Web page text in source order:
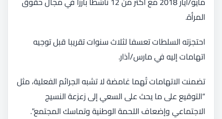
المرأة.
احتجزته السلطات تعسفا لثلاث سنوات تقريبا قبل توجيه
اتهامات إليه في مارس/آذار.
تضمنت الاتهامات تُهما غامضة لا تشبه الجرائم الفعلية، مثل
“التوقيع على ما يحث على السعي إلى زعزعة النسيج
الاجتماعي وإضعاف اللحمة الوطنية وتماسك المجتمع”.